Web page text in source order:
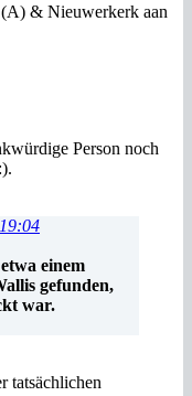
& Nieuwerkerk aan
Person noch
.
einem
gefunden,
war.
tatsächlichen